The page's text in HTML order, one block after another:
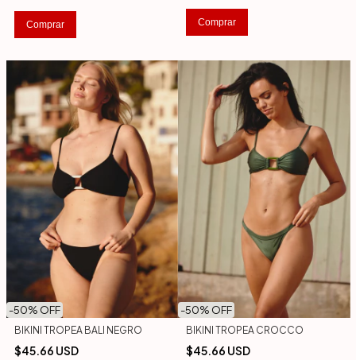
Comprar Comprar
-50% OFF
BIKINI TROPEA BALI NEGRO
$45.66 USD
-50% OFF
BIKINI TROPEA CROCCO
$45.66 USD